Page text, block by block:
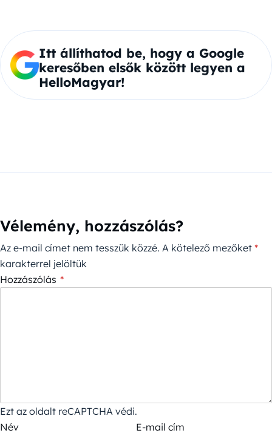
Itt állíthatod be, hogy a Google
keresőben elsők között legyen a
HelloMagyar!
Vélemény, hozzászólás?
Az e-mail címet nem tesszük közzé. A kötelező mezőket *
karakterrel jelöltük
Hozzászólás *
Ezt az oldalt reCAPTCHA védi.
Név
E-mail cím